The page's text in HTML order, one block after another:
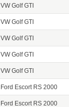
VW Golf GTI
VW Golf GTI
VW Golf GTI
VW Golf GTI
VW Golf GTI
Ford Escort RS 2000
Ford Escort RS 2000